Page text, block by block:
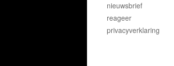
nieuwsbrief
reageer
privacyverklaring